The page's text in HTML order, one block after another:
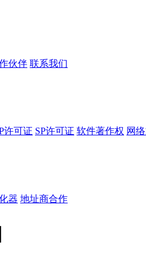
伙伴 联系我们
许可证 SP许可证 软件著作权 网
器 地址商合作